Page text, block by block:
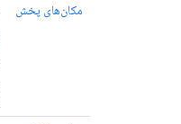
مکان‌های پخش